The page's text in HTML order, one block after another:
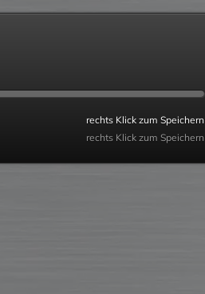
rechts Klick zum Speichern
rechts Klick zum Speichern